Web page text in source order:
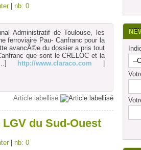
| nb: 0
Administratif de Toulouse, les
ferroviaire Pau- Canfranc pour la
avancÃ©e du dossier a pris tout
que sont le CRELOC et la
http://www.claraco.com
Article labellisé
du Sud-Ouest
| nb: 0